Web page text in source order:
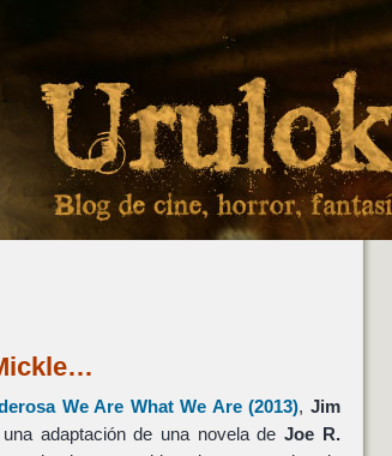
We Are What We Are(2013), Jim
adaptación de una novela de Joe R.